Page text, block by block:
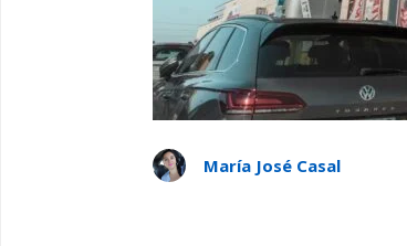
María José Casal